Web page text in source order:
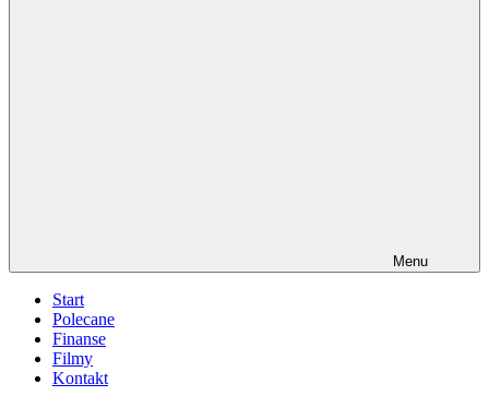
Menu
Start
Polecane
Finanse
Filmy
Kontakt